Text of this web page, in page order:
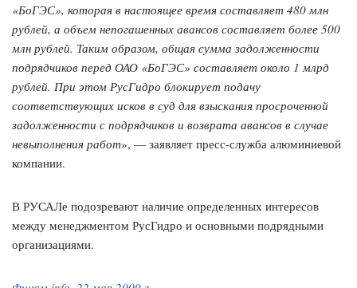
«БоГЭС», которая в настоящее время составляет 480 млн
рублей, а объем непогашенных авансов составляет более 500
млн рублей. Таким образом, общая сумма задолженности
подрядчиков перед ОАО «БоГЭС» составляет около 1 млрд
рублей. При этом РусГидро блокирует подачу
соответствующих исков в суд для взыскания просроченной
задолженности с подрядчиков и возврата авансов в случае
невыполнения работ», — заявляет пресс-служба алюминиевой
компании.
В РУСАЛе подозревают наличие определенных интересов
между менеджментом РусГидро и основными подрядными
организациями.